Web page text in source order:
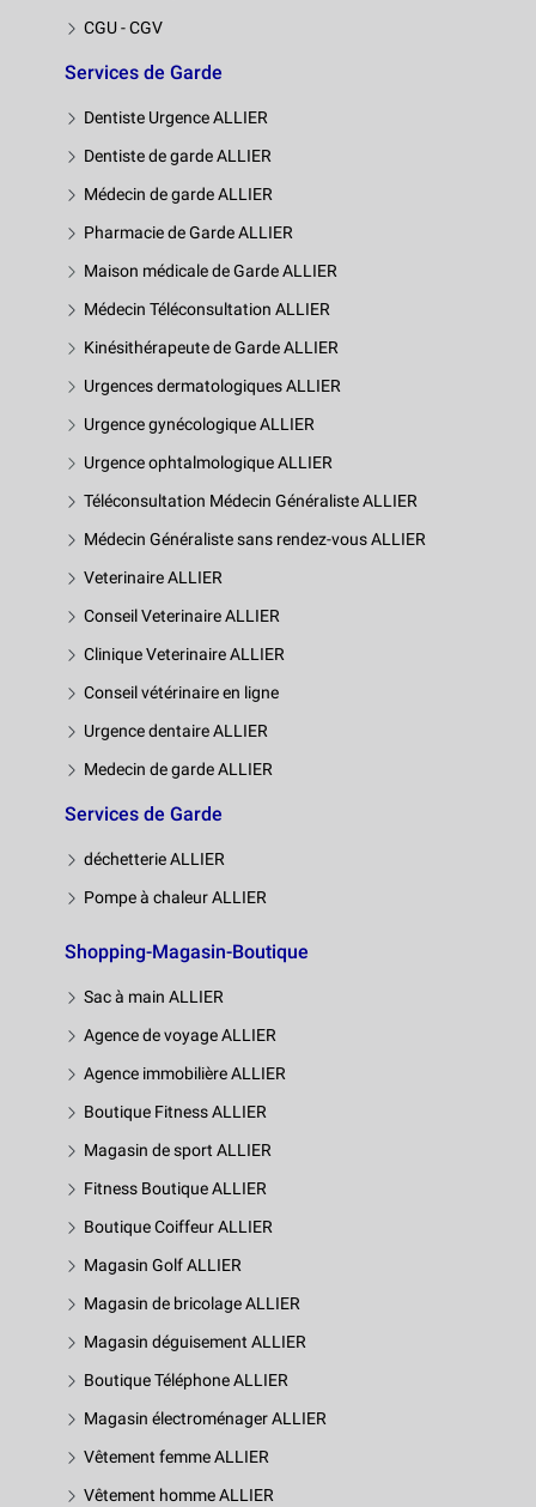
CGU - CGV
Services de Garde
Dentiste Urgence ALLIER
Dentiste de garde ALLIER
Médecin de garde ALLIER
Pharmacie de Garde ALLIER
Maison médicale de Garde ALLIER
Médecin Téléconsultation ALLIER
Kinésithérapeute de Garde ALLIER
Urgences dermatologiques ALLIER
Urgence gynécologique ALLIER
Urgence ophtalmologique ALLIER
Téléconsultation Médecin Généraliste ALLIER
Médecin Généraliste sans rendez-vous ALLIER
Veterinaire ALLIER
Conseil Veterinaire ALLIER
Clinique Veterinaire ALLIER
Conseil vétérinaire en ligne
Urgence dentaire ALLIER
Medecin de garde ALLIER
Services de Garde
déchetterie ALLIER
Pompe à chaleur ALLIER
Shopping-Magasin-Boutique
Sac à main ALLIER
Agence de voyage ALLIER
Agence immobilière ALLIER
Boutique Fitness ALLIER
Magasin de sport ALLIER
Fitness Boutique ALLIER
Boutique Coiffeur ALLIER
Magasin Golf ALLIER
Magasin de bricolage ALLIER
Magasin déguisement ALLIER
Boutique Téléphone ALLIER
Magasin électroménager ALLIER
Vêtement femme ALLIER
Vêtement homme ALLIER